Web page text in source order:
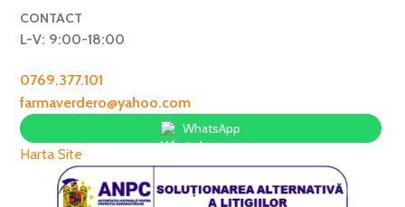
CONTACT
L-V: 9:00-18:00
0769.377.101
farmaverdero@yahoo.com
WhatsApp
Harta Site